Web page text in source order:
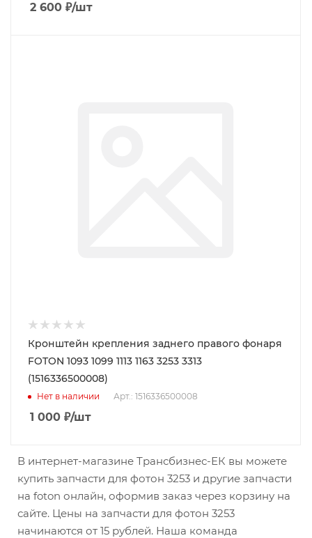
2 600 ₽/шт
Кронштейн крепления заднего правого фонаря
FOTON 1093 1099 1113 1163 3253 3313
(1516336500008)
Нет в наличии Арт.: 1516336500008
1 000 ₽/шт
В интернет-магазине Трансбизнес-ЕК вы можете
купить запчасти для фотон 3253 и другие запчасти
на foton онлайн, оформив заказ через корзину на
сайте. Цены на запчасти для фотон 3253
начинаются от 15 рублей. Наша команда